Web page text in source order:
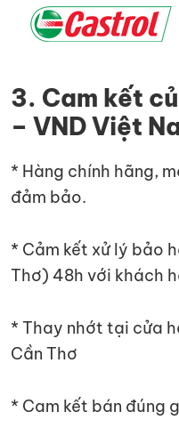
3. Cam kết
– VND Việt
* Hàng chính hãng,
đảm bảo.
* Cảm kết xử lý bảo
Thơ) 48h với khách
* Thay nhớt tại cửa
Cần Thơ
* Cam kết bán đúng